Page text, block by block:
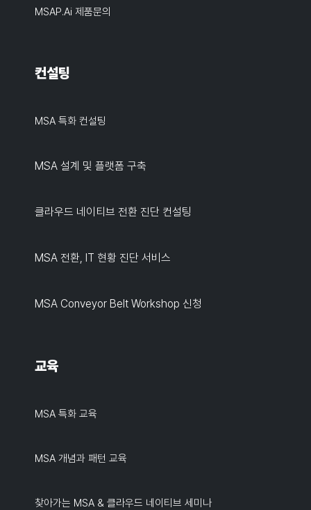
MSAP.ai 제품문의
컨설팅
MSA 특화 컨설팅
MSA 설계 및 플랫폼 구축
클라우드 네이티브 전환 진단 컨설팅
MSA 전환, IT 현황 진단 서비스
MSA Conveyor Belt Workshop 신청
교육
MSA 특화 교육
MSA 개념과 패턴 교육
찾아가는 MSA & 클라우드 네이티브 세미나